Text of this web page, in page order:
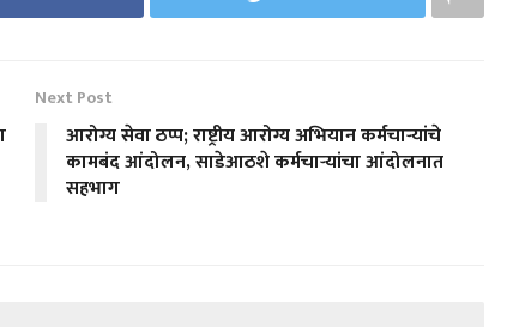
Next Post
आरोग्य सेवा ठप्प; राष्ट्रीय आरोग्य अभियान कर्मचाऱ्यांचे
कामबंद आंदोलन, साडेआठशे कर्मचाऱ्यांचा आंदोलनात
सहभाग